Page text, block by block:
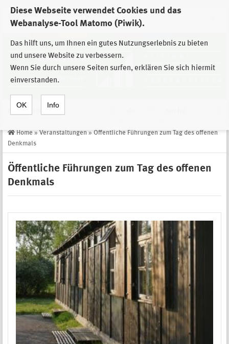
Diese Webseite verwendet Cookies und das
Webanalyse-Tool Matomo (Piwik).
Das hilft uns, um Ihnen ein gutes Nutzungserlebnis zu bieten
und unsere Website zu verbessern.
Wenn Sie durch unsere Seiten surfen, erklären Sie sich hiermit
einverstanden.
OK Info
Zur Auswahl der Einrichtungen der
Stiftung Sächsische Gedenkstätten
Home » Veranstaltungen » Öffentliche Führungen zum Tag des offenen
Denkmals
Öffentliche Führungen zum Tag des offenen
Denkmals